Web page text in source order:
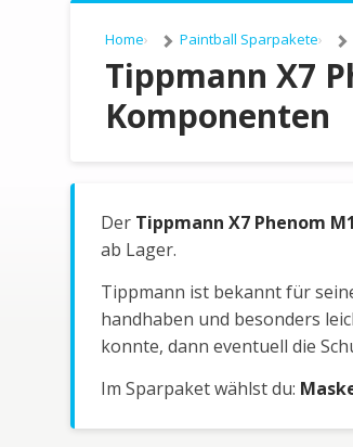
Home Paintball Sparpakete
Tippmann X7
Komponenten
Der Tippmann X7 Phenom
ab Lager.
Tippmann ist bekannt für
handhaben und besonders
konnte, dann eventuell die
Im Sparpaket wählst du: